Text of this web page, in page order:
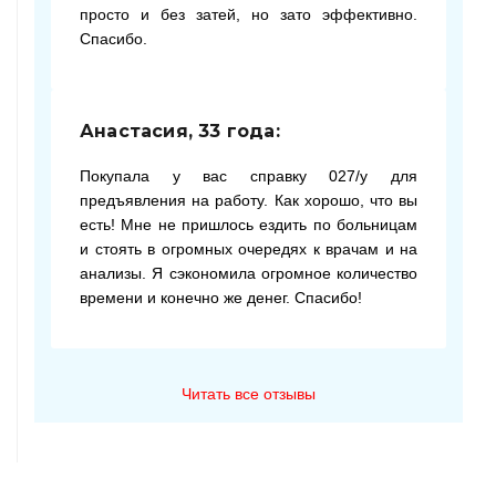
просто и без затей, но зато эффективно.
Спасибо.
Анастасия, 33 года:
Покупала у вас справку 027/у для
предъявления на работу. Как хорошо, что вы
есть! Мне не пришлось ездить по больницам
и стоять в огромных очередях к врачам и на
анализы. Я сэкономила огромное количество
времени и конечно же денег. Спасибо!
Читать все отзывы